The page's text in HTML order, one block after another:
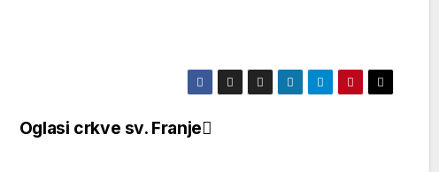
Oglasi crkve sv. Franje